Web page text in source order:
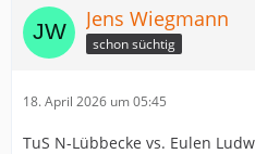
Jens Wiegmann
schon süchtig
18. April 2026 um 05:45
TuS N-Lübbecke vs. Eulen